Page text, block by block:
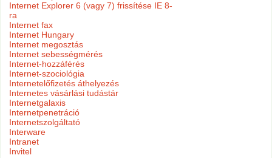
Internet Explorer 6 (vagy 7) frissítése IE 8-
ra
Internet fax
Internet Hungary
Internet megosztás
Internet sebességmérés
Internet-hozzáférés
Internet-szociológia
Internetelőfizetés áthelyezés
Internetes vásárlási tudástár
Internetgalaxis
Internetpenetráció
Internetszolgáltató
Interware
Intranet
Invitel